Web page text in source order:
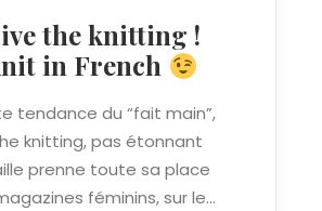
the knitting !
in French
tendance du “fait main”,
knitting, pas étonnant
prenne toute sa place
féminins, sur le…